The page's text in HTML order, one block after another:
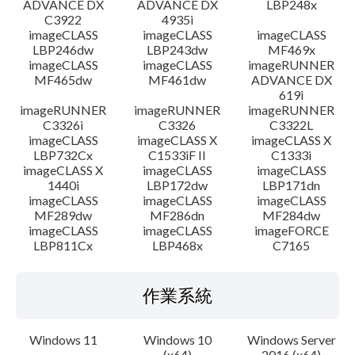
ADVANCE DX
C3922
ADVANCE DX
4935i
LBP248x
imageCLASS
LBP246dw
imageCLASS
LBP243dw
imageCLASS
MF469x
imageCLASS
MF465dw
imageCLASS
MF461dw
imageRUNNER
ADVANCE DX
619i
imageRUNNER
C3326i
imageRUNNER
C3326
imageRUNNER
C3322L
imageCLASS
LBP732Cx
imageCLASS X
C1533iF II
imageCLASS X
C1333i
imageCLASS X
1440i
imageCLASS
LBP172dw
imageCLASS
LBP171dn
imageCLASS
MF289dw
imageCLASS
MF286dn
imageCLASS
MF284dw
imageCLASS
LBP811Cx
imageCLASS
LBP468x
imageFORCE
C7165
作業系統
Windows 11
Windows 10
Windows Server